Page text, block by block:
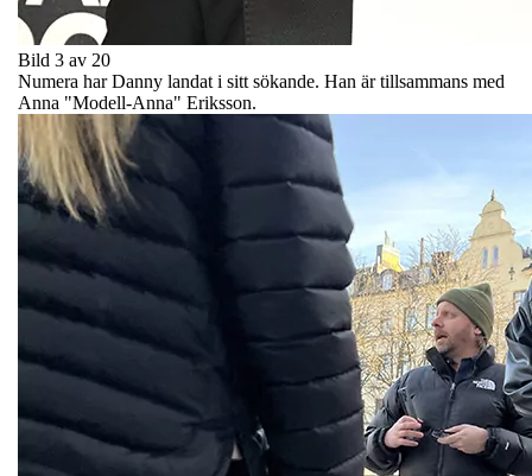
Bild 3 av 20
Numera har Danny landat i sitt sökande. Han är tillsammans med
Anna "Modell-Anna" Eriksson.